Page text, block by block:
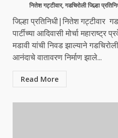
नितेश गट्टीवार, गडचिरोली जिल्हा
जिल्हा प्रतिनिधी|नितेश गट्टीवार
पार्टीच्या आदिवासी मोर्चा
मडावी यांची निवड झाल्याने
आनंदाचे वातावरण निर्माण झाले...
Read More